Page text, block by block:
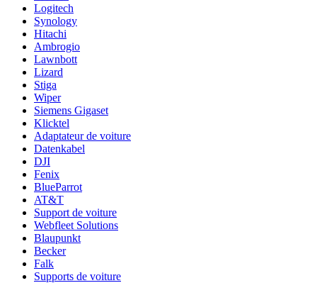
Logitech
Synology
Hitachi
Ambrogio
Lawnbott
Lizard
Stiga
Wiper
Siemens Gigaset
Klicktel
Adaptateur de voiture
Datenkabel
DJI
Fenix
BlueParrot
AT&T
Support de voiture
Webfleet Solutions
Blaupunkt
Becker
Falk
Supports de voiture